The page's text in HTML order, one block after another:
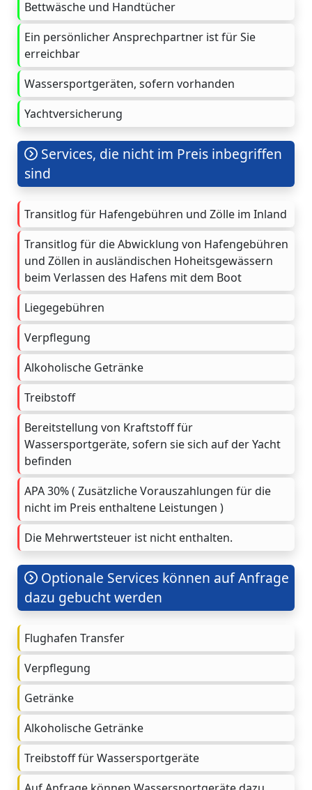
Bettwäsche und Handtücher
Ein persönlicher Ansprechpartner ist für Sie
erreichbar
Wassersportgeräten, sofern vorhanden
Yachtversicherung
Services, die nicht im Preis inbegriffen
sind
Transitlog für Hafengebühren und Zölle im Inland
Transitlog für die Abwicklung von Hafengebühren
und Zöllen in ausländischen Hoheitsgewässern
beim Verlassen des Hafens mit dem Boot
Liegegebühren
Verpflegung
Alkoholische Getränke
Treibstoff
Bereitstellung von Kraftstoff für
Wassersportgeräte, sofern sie sich auf der Yacht
befinden
APA 30% ( Zusätzliche Vorauszahlungen für die
nicht im Preis enthaltene Leistungen )
Die Mehrwertsteuer ist nicht enthalten.
Optionale Services können auf Anfrage
dazu gebucht werden
Flughafen Transfer
Verpflegung
Getränke
Alkoholische Getränke
Treibstoff für Wassersportgeräte